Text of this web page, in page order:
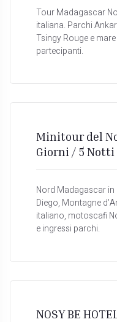
Tour Madagascar
italiana. Parchi
Tsingy Rouge e
partecipanti.
Minitour del
Giorni / 5
Nord Madagascar in
Diego, Montagne
italiano, motoscafi
e ingressi parchi.
NOSY BE